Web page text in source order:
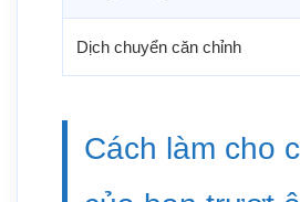
Dịch chuyển căn chỉnh
Cách làm cho